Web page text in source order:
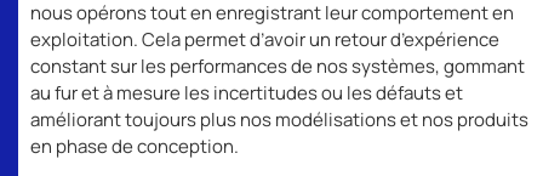
nous opérons tout en enregistrant leur comportement en
exploitation. Cela permet d’avoir un retour d’expérience
constant sur les performances de nos systèmes, gommant
au fur et à mesure les incertitudes ou les défauts et
améliorant toujours plus nos modélisations et nos produits
en phase de conception.